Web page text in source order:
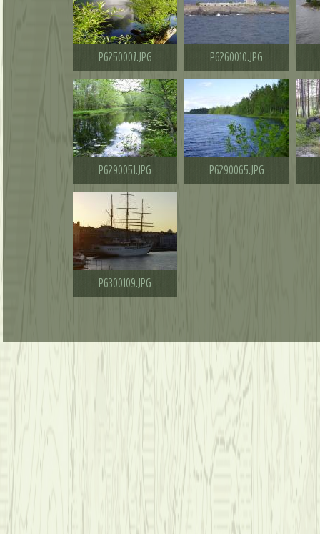
P6250007.JPG P6260010.JPG
P6290051.JPG P6290065.JPG
P6300109.JPG